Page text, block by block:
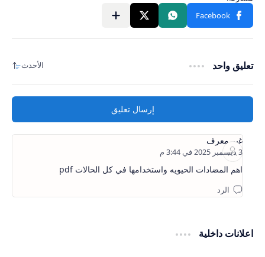
تعليق واحد
غير معرف
اهم المضادات الحيويه واستخدامها في كل الحالات pdf
إرسال تعليق
اعلانات داخلية